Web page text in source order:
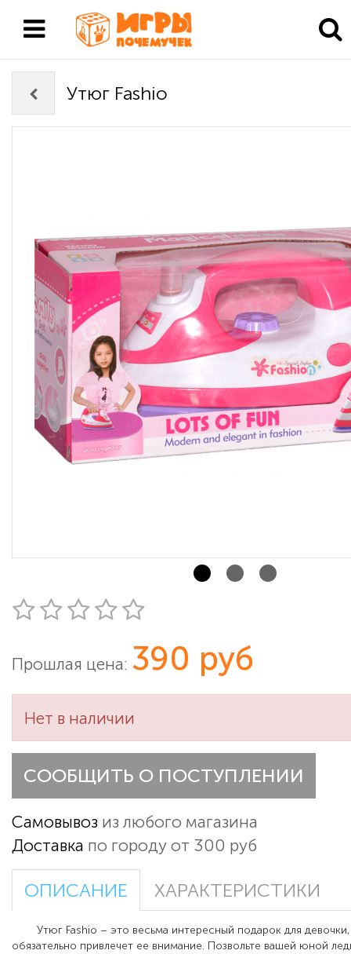
Утюг Fashio
Прошлая цена: 390 руб
Нет в наличии
СООБЩИТЬ О ПОСТУПЛЕНИИ
Самовывоз из любого магазина
Доставка по городу от 300 руб
ОПИСАНИЕ ХАРАКТЕРИСТИКИ
Утюг Fashio – это весьма интересный подарок для
обязательно привлечет ее внимание. Позвольте вашей юной